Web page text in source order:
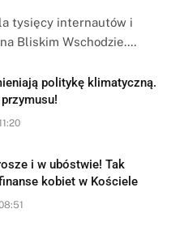
tysięcy internautów i
Bliskim Wschodzie.…
politykę klimatyczną.
i w ubóstwie! Tak
kobiet w Kościele